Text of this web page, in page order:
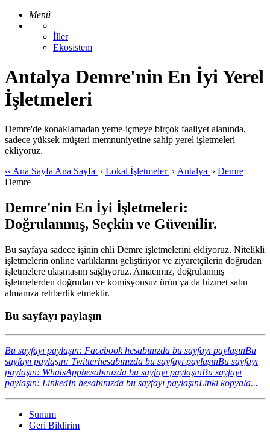
Menü
İller
Ekosistem
Antalya Demre'nin En İyi Yerel
İşletmeleri
Demre'de konaklamadan yeme-içmeye birçok faaliyet alanında,
sadece yüksek müşteri memnuniyetine sahip yerel işletmeleri
ekliyoruz.
‹‹ Ana Sayfa Ana Sayfa › Lokal İşletmeler › Antalya › Demre
Demre
Demre'nin En İyi İşletmeleri:
Doğrulanmış, Seçkin ve Güvenilir.
Bu sayfaya sadece işinin ehli Demre işletmelerini ekliyoruz. Nitelikli
işletmelerin online varlıklarını geliştiriyor ve ziyaretçilerin doğrudan
işletmelere ulaşmasını sağlıyoruz. Amacımız, doğrulanmış
işletmelerden doğrudan ve komisyonsuz ürün ya da hizmet satın
almanıza rehberlik etmektir.
Bu sayfayı paylaşın
Bu sayfayı paylaşın: Facebook hesabınızda bu sayfayı paylaşınBu
sayfayı paylaşın: Twitterhesabınızda bu sayfayı paylaşınBu sayfayı
paylaşın: WhatsApphesabınızda bu sayfayı paylaşınBu sayfayı
paylaşın: LinkedIn hesabınızda bu sayfayı paylaşınLinki kopyala...
Sunum
Geri Bildirim